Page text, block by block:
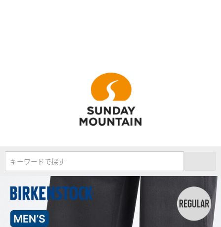
キーワードで探す